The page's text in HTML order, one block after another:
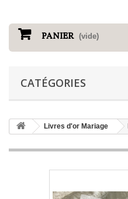
PANIER (vide)
CATÉGORIES
Livres d'or Mariage